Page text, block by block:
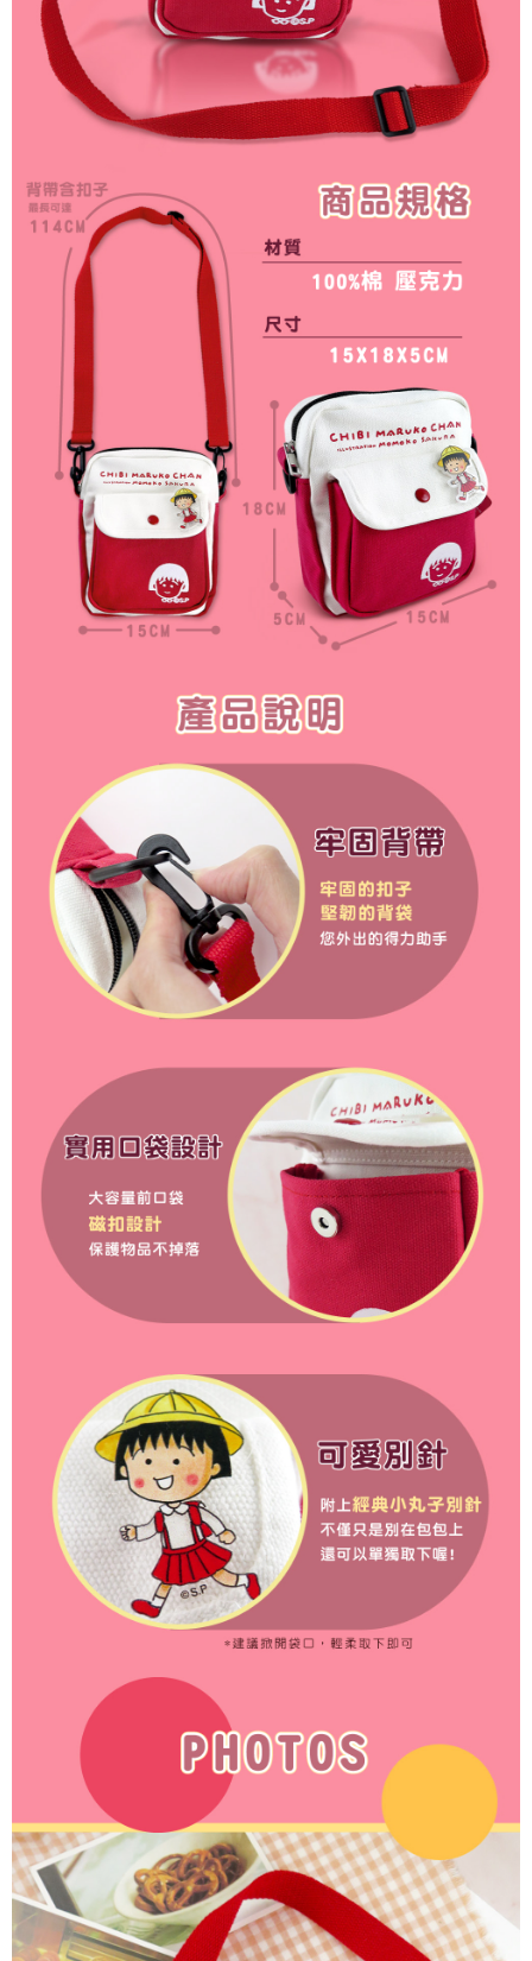
https://aftee.tw/terms/#terms3
３．未成年的使用者請事先徵得法定代理人或監護人之同意方可使用
「AFTEE先享後付」，若未經同意申辦者引起之損失，本公司不負相關責
任。
４．使用「AFTEE先享後付」時，將依據個別帳號之用戶狀況，依本公司即
時審查核予不同之上限額度；若仍有額度不足之情形，本公司將視審查結果
請求用戶進行身份認證。
恩沛科技股份有限公司將有權停止該用戶之使用額度並採取法律行動。